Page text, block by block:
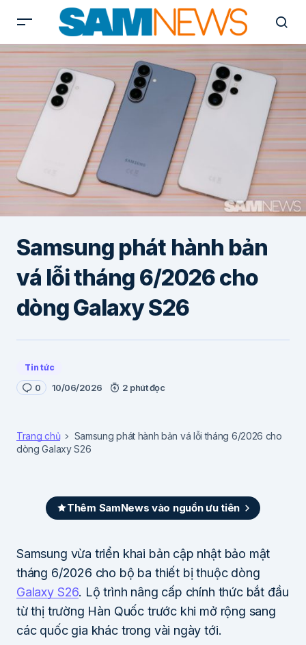
Samsung phát hành bản
vá lỗi tháng 6/2026 cho
dòng Galaxy S26
Tin tức
0 10/06/2026 2 phút đọc
Trang chủ
Samsung phát hành bản vá lỗi tháng 6/2026 cho
dòng Galaxy S26
Thêm SamNews vào nguồn ưu tiên
Samsung vừa triển khai bản cập nhật bảo mật
tháng 6/2026 cho bộ ba thiết bị thuộc dòng
Galaxy S26. Lộ trình nâng cấp chính thức bắt đầu
từ thị trường Hàn Quốc trước khi mở rộng sang
các quốc gia khác trong vài ngày tới.